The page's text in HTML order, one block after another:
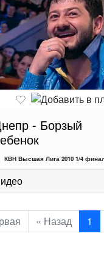
- Борзый
КВН Высшая Лига 2010 1/4
« Назад 1